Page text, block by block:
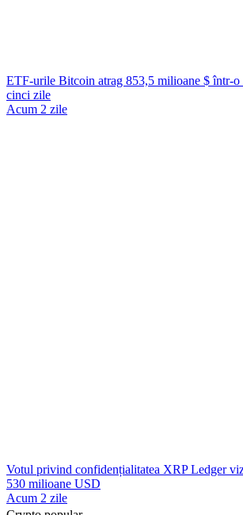
ETF-urile Bitcoin atrag 853,5 milioane $ într-o
cinci zile
Acum 2 zile
Votul privind confidențialitatea XRP Ledger
530 milioane USD
Acum 2 zile